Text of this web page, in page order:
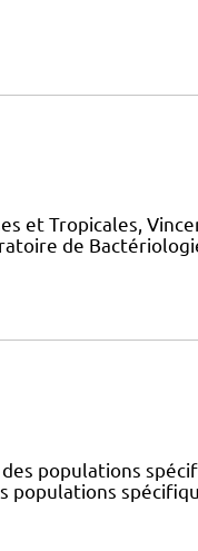
et Tropicales,
de
populations